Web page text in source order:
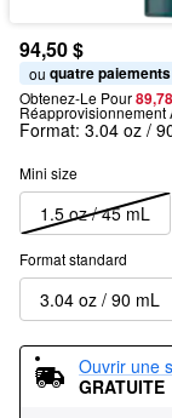
94,50 $
ou quatre paiements
Obtenez-Le Pour
Réapprovisionnement
Format: 3.04 oz /
Mini size
1.5 oz / 45 mL
Format standard
3.04 oz / 90 mL
Ouvrir une
GRATUITE